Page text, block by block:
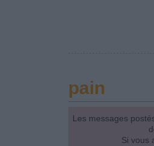
pain
Les messages
Si vous